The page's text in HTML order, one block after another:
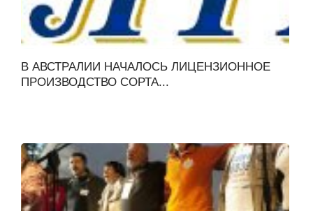
В АВСТРАЛИИ НАЧАЛОСЬ ЛИЦЕНЗИОННОЕ
ПРОИЗВОДСТВО СОРТА...